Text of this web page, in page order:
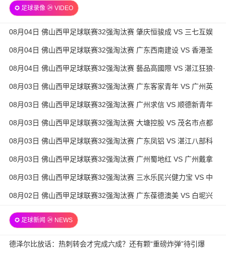
✪ 足球录像 ㉔ VIDEO
08月04日 佛山西甲足球联赛32强淘汰赛 肇庆恒骏成 VS 三七互娱
全场录像
08月04日 佛山西甲足球联赛32强淘汰赛 广东西南建设 VS 香港圣
徒 全场录像
08月04日 佛山西甲足球联赛32强淘汰赛 藝品高國際 VS 湛江狂狼·
粵辉能源 全场录像
08月03日 佛山西甲足球联赛32强淘汰赛 广东客家青年 VS 广州英
华思力U17 全场录像
08月03日 佛山西甲足球联赛32强淘汰赛 广州求信 VS 顺德新青年
全场录像
08月03日 佛山西甲足球联赛32强淘汰赛 大塘控股 VS 茂名市点都
得 全场录像
08月03日 佛山西甲足球联赛32强淘汰赛 广东凤铝 VS 湛江八部科
技 全场录像
08月03日 佛山西甲足球联赛32强淘汰赛 广州蜀地红 VS 广州戴拿
模 全场录像
08月03日 佛山西甲足球联赛32强淘汰赛 三水乐民兴健力宝 VS 中
国澳门澳科精英 全场录像
08月02日 佛山西甲足球联赛32强淘汰赛 广东葆德澳美 VS 白坭兴
✪ 足球新闻 ㉔ NEWS
德泽尔比放话：热刺转会才完成六成？还有颗“重磅炸弹”待引爆